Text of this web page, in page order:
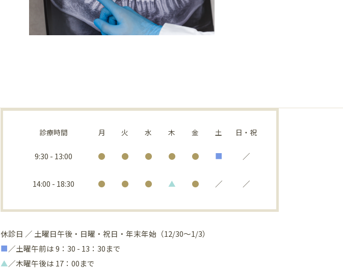
診療時間 月 火 水 木 金 土 日・祝
9:30 - 13:00 ● ● ● ● ● ■ ／
14:00 - 18:30 ● ● ● ▲ ● ／ ／
休診日 ／ 土曜日午後・日曜・祝日・年末年始（12/30～1/3）
■／土曜午前は 9：30 - 13：30まで
▲／木曜午後は 17：00まで